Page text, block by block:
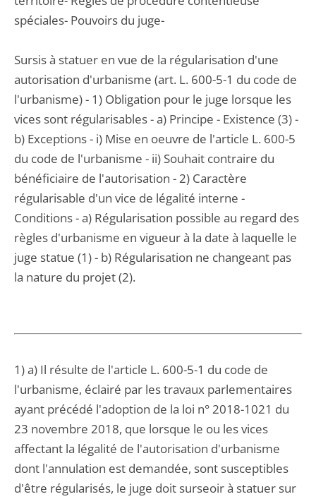
spéciales- Pouvoirs du juge-
Sursis à statuer en vue de la régularisation d'une
autorisation d'urbanisme (art. L. 600-5-1 du code de
l'urbanisme) - 1) Obligation pour le juge lorsque les
vices sont régularisables - a) Principe - Existence (3) -
b) Exceptions - i) Mise en oeuvre de l'article L. 600-5
du code de l'urbanisme - ii) Souhait contraire du
bénéficiaire de l'autorisation - 2) Caractère
régularisable d'un vice de légalité interne -
Conditions - a) Régularisation possible au regard des
règles d'urbanisme en vigueur à la date à laquelle le
juge statue (1) - b) Régularisation ne changeant pas
la nature du projet (2).
1) a) Il résulte de l'article L. 600-5-1 du code de
l'urbanisme, éclairé par les travaux parlementaires
ayant précédé l'adoption de la loi n° 2018-1021 du
23 novembre 2018, que lorsque le ou les vices
affectant la légalité de l'autorisation d'urbanisme
dont l'annulation est demandée, sont susceptibles
d'être régularisés, le juge doit surseoir à statuer sur